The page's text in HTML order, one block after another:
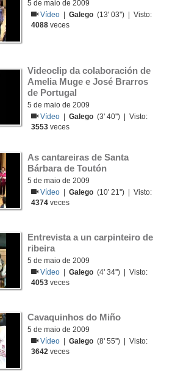
5 de maio de 2009
Vídeo
|Galego (13' 03'') | Visto:
4088 veces
Videoclip da colaboración de
Amelia Muge e José Brarros
de Portugal
5 de maio de 2009
Vídeo
|Galego (3' 40'') | Visto:
3553 veces
As cantareiras de Santa
Bárbara de Toutón
5 de maio de 2009
Vídeo
|Galego (10' 21'') | Visto:
4374 veces
Entrevista a un carpinteiro de
ribeira
5 de maio de 2009
Vídeo
|Galego (4' 34'') | Visto:
4053 veces
Cavaquinhos do Miño
5 de maio de 2009
Vídeo
|Galego (8' 55'') | Visto:
3642 veces